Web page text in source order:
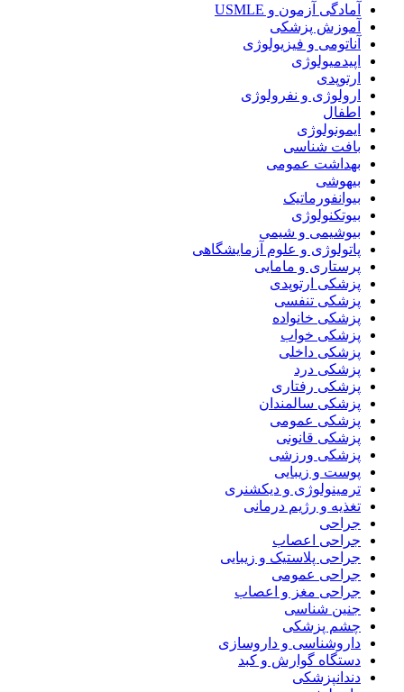
آمادگی آزمون و USMLE
آموزش پزشکی
آناتومی و فیزیولوژی
اپیدمیولوژی
ارتوپدی
ارولوژی و نفرولوژی
اطفال
ایمونولوژی
بافت شناسی
بهداشت عمومی
بیهوشی
بیوانفورماتیک
بیوتکنولوژی
بیوشیمی و شیمی
پاتولوژی و علوم آزمایشگاهی
پرستاری و مامایی
پزشکی ارتوپدی
پزشکی تنفسی
پزشکی خانواده
پزشکی خواب
پزشکی داخلی
پزشکی درد
پزشکی رفتاری
پزشکی سالمندان
پزشکی عمومی
پزشکی قانونی
پزشکی ورزشی
پوست و زیبایی
ترمینولوژی و دیکشنری
تغذیه و رژیم درمانی
جراحی
جراحی اعصاب
جراحی پلاستیک و زیبایی
جراحی عمومی
جراحی مغز و اعصاب
جنین شناسی
چشم پزشکی
داروشناسی و داروسازی
دستگاه گوارش و کبد
دندانپزشکی